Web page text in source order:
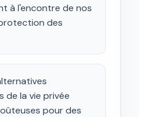
à l'encontre de nos
des
de la vie privée
pour des